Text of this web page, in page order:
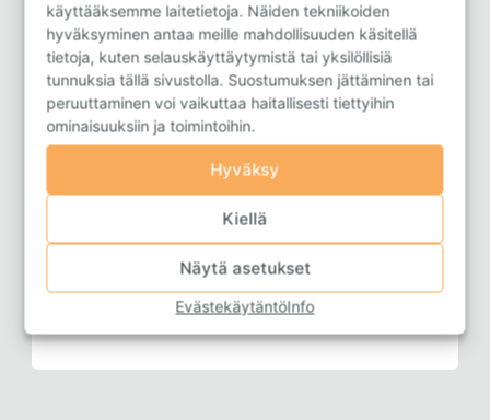
käyttääksemme laitetietoja. Näiden tekniikoiden
hyväksyminen antaa meille mahdollisuuden käsitellä
tietoja, kuten selauskäyttäytymistä tai yksilöllisiä
tunnuksia tällä sivustolla. Suostumuksen jättäminen tai
peruuttaminen voi vaikuttaa haitallisesti tiettyihin
ominaisuuksiin ja toimintoihin.
Hyväksy
Kiellä
Näytä asetukset
EvästekäytäntöInfo
Rekisterin suojaus
Rekisteriä ei luovuteta sivullisille.
Rekisterin käyttöoikeus edellyttää
Elehuolto Oy:n sisäisen verkon
käyttäjäoikeuksia. Rekisteri sijaitsee
Elehuolto Oy:n järjestelmässä, johon ei
pääse ilman salasanaa.
ABS-jarrut Airbagit